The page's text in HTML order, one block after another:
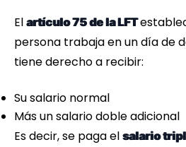
El artículo 75 de la LFT
persona trabaja en un día de
tiene derecho a recibir:
Su salario normal
Más un salario doble adicional
Es decir, se paga el salario